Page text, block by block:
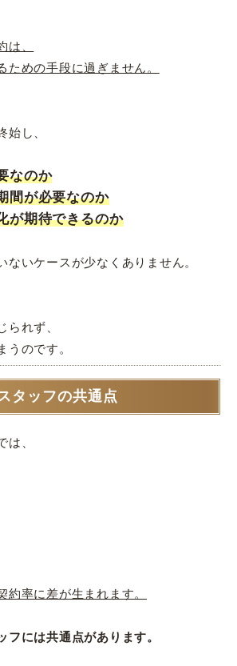
は、
ための手段に過ぎません。
始し、
なのか
間が必要なのか
が期待できるのか
ないケースが少なくありません。
られず、
うのです。
タッフの共通点
は、
約率に差が生まれます。
フには共通点があります。